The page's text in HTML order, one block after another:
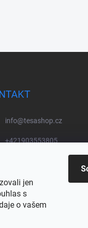
jen
s
o vašem
info@tesashop.cz
+421903553805